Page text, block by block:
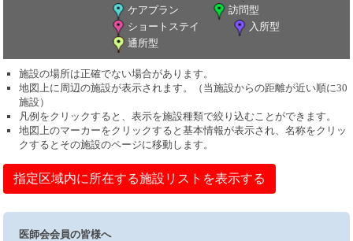
ケアプラン
訪問型
ショートステイ
入所型
通所型
施設の場所は正確でない場合があります。
地図上に周辺の施設が表示されます。（当施設からの距離が近い順に30
施設）
凡例をクリックすると、表示を施設種類で絞り込むことができます。
地図上のマーカーをクリックすると基本情報が表示され、名称をクリッ
クするとその施設のページに移動します。
指定区域内に所在する施設リストを表示する
医師会会員の皆様へ